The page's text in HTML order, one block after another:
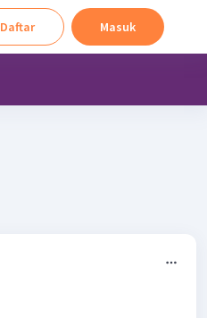
Daftar Masuk